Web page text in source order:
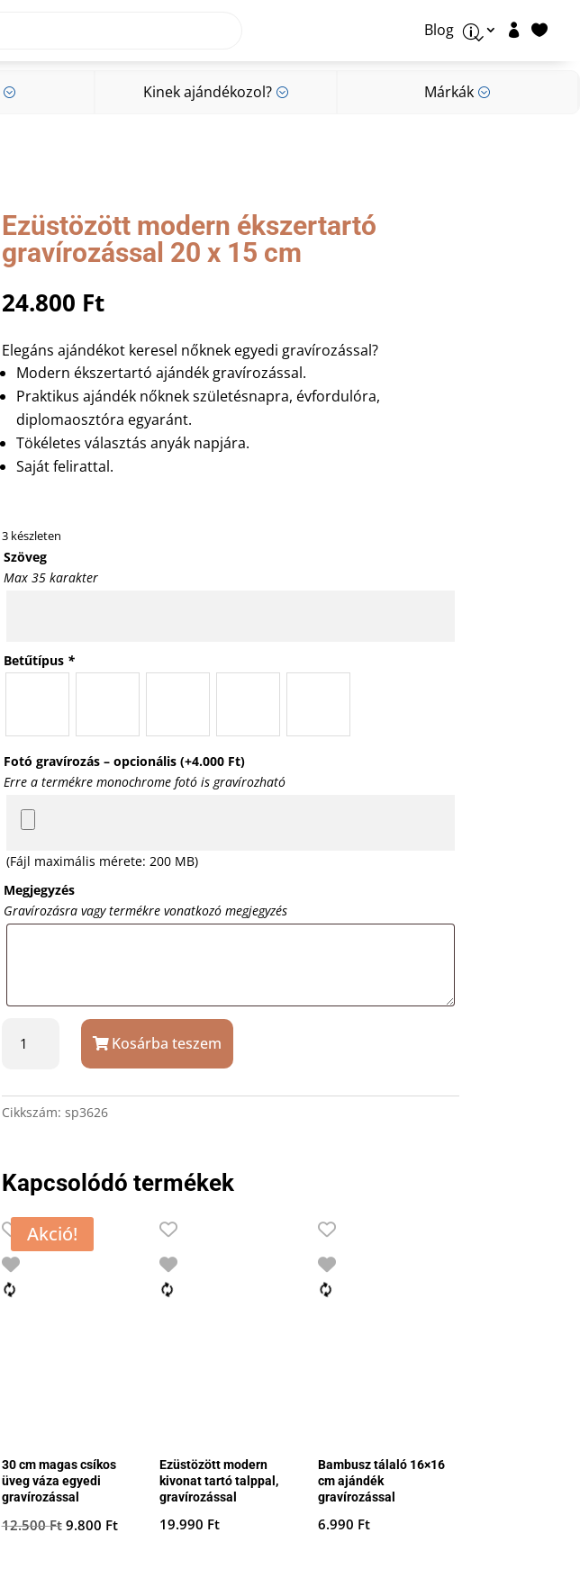
Blog p  
; Kinek ajándékozol? ; Márkák ;
Márkák;
Ezüstözött modern ékszertartó
gravírozással 20 x 15 cm
24.800 Ft
Elegáns ajándékot keresel nőknek egyedi gravírozással?
Modern ékszertartó ajándék gravírozással.
Praktikus ajándék nőknek születésnapra, évfordulóra,
diplomaosztóra egyaránt.
Tökéletes választás anyák napjára.
Saját felirattal.
3 készleten
Szöveg
Max 35 karakter
Betűtípus *
Fotó gravírozás – opcionális (+4.000 Ft)
Erre a termékre monochrome fotó is gravírozható
(Fájl maximális mérete: 200 MB)
Megjegyzés
Gravírozásra vagy termékre vonatkozó megjegyzés
modern
20
cm
mennyiség
Kosárba teszem
Cikkszám: sp3626
Kapcsolódó termékek
Akció!
30 cm magas csíkos
üveg váza egyedi
gravírozással
12.500Ft Original
9.800 FtCurrent
Ezüstözött modern
kivonat tartó talppal,
gravírozással
19.990 Ft
Bambusz tálaló 16×16
cm ajándék
gravírozással
6.990 Ft